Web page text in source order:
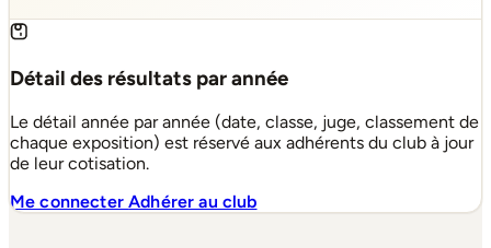
Détail des résultats par année
Le détail année par année (date, classe, juge, classement de
chaque exposition) est réservé aux adhérents du club à jour
de leur cotisation.
Me connecterAdhérer au club